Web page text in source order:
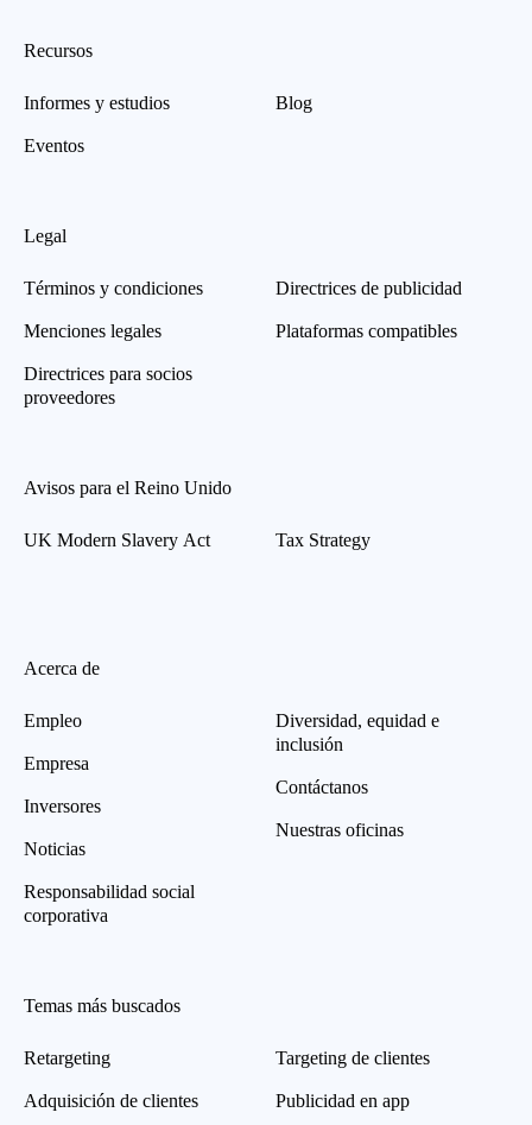
Recursos
Informes y estudios
Eventos
Blog
Legal
Términos y condiciones
Menciones legales
Directrices para socios
proveedores
Directrices de publicidad
Plataformas compatibles
Avisos para el Reino Unido
UK Modern Slavery Act Tax Strategy
Acerca de
Empleo
Empresa
Inversores
Noticias
Responsabilidad social
corporativa
Diversidad, equidad e
inclusión
Contáctanos
Nuestras oficinas
Temas más buscados
Retargeting
Adquisición de clientes
Targeting de clientes
Publicidad en app